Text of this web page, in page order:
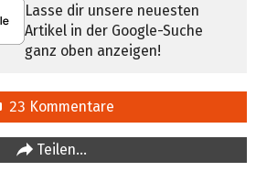
Lasse dir unsere neuesten
Artikel in der Google-Suche
ganz oben anzeigen!
23 Kommentare
Teilen…